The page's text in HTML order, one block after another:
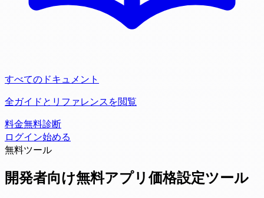
すべてのドキュメント
全ガイドとリファレンスを閲覧
料金無料診断
ログイン始める
無料ツール
開発者向け無料アプリ価格設定ツール